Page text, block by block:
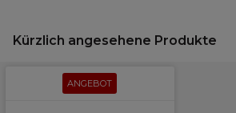
Kürzlich angesehene Produkte
ANGEBOT